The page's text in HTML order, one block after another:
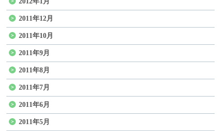
2011年12月
2011年10月
2011年9月
2011年8月
2011年7月
2011年6月
2011年5月